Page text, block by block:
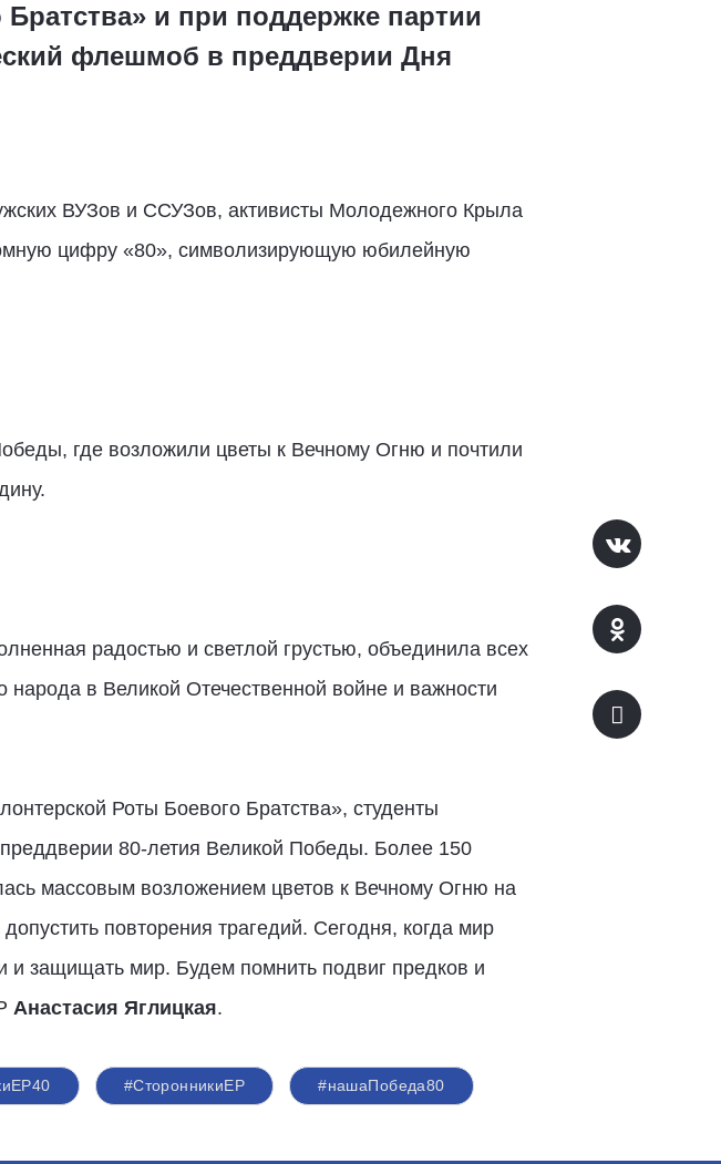
и при поддержке партии
флешмоб в преддверии Дня
ВУЗов и ССУЗов, активисты Молодежного Крыла
цифру «80», символизирующую юбилейную
где возложили цветы к Вечному Огню и почтили
радостью и светлой грустью, объединила всех
народа в Великой Отечественной войне и важности
Роты Боевого Братства», студенты
80-летия Великой Победы. Более 150
массовым возложением цветов к Вечному Огню на
повторения трагедий. Сегодня, когда мир
и защищать мир. Будем помнить подвиг предков и
Анастасия Яглицкая.
#СторонникиЕР #нашаПобеда80